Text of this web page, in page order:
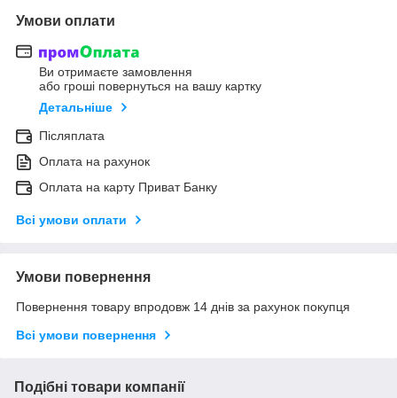
Умови оплати
Ви отримаєте замовлення
або гроші повернуться на вашу картку
Детальніше
Післяплата
Оплата на рахунок
Оплата на карту Приват Банку
Всі умови оплати
Умови повернення
Повернення товару впродовж 14 днів за рахунок покупця
Всі умови повернення
Подібні товари компанії